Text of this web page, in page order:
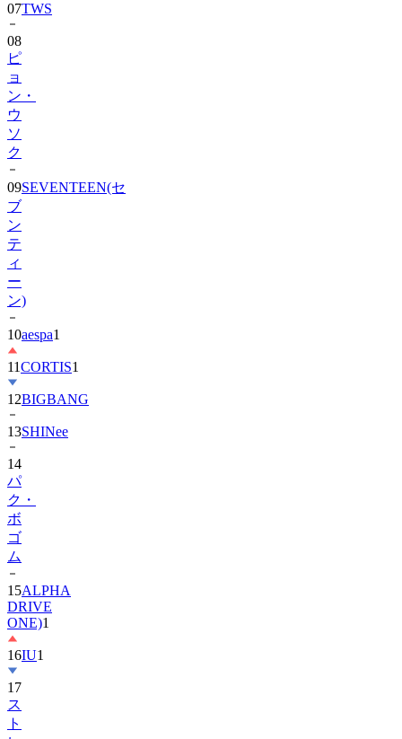
08
ピ
ョ
ン・
ウ
ソ
ク
09
ブ
ン
テ
ィ
ー
ン)
10aespa
11CORTIS
12BIGBANG
13SHINee
14
パ
ク・
ボ
ゴ
ム
15
DRIVE
ONE)1
16IU1
17
ス
ト
レ
イ